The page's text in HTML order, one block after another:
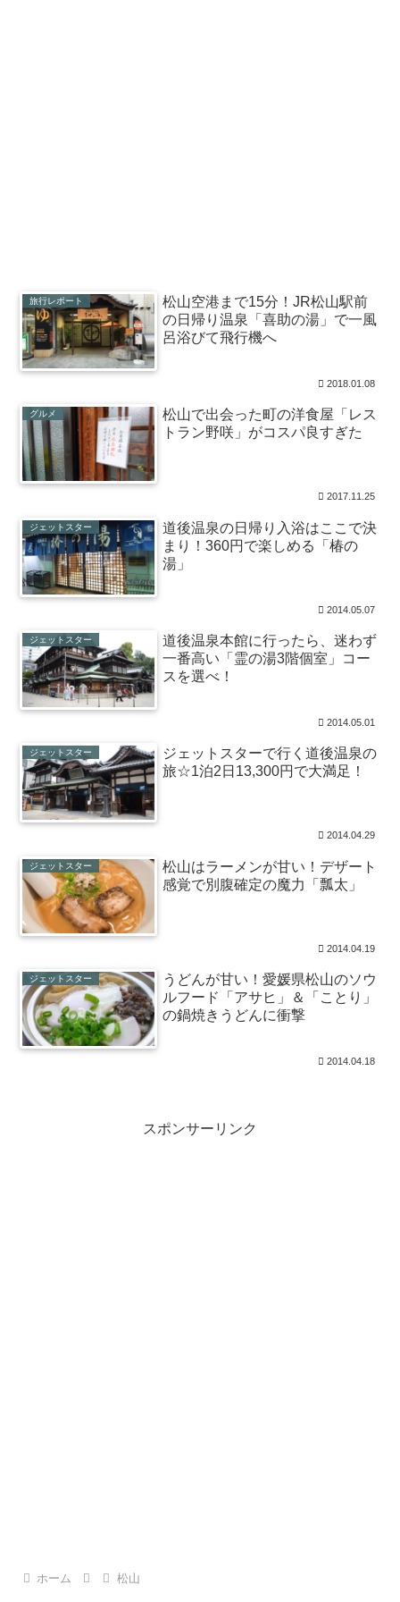
旅行レポート
松山空港まで15分！JR松山駅前
の日帰り温泉「喜助の湯」で一風
呂浴びて飛行機へ
2018.01.08
グルメ
松山で出会った町の洋食屋「レス
トラン野咲」がコスパ良すぎた
2017.11.25
ジェットスター
道後温泉の日帰り入浴はここで決
まり！360円で楽しめる「椿の
湯」
2014.05.07
ジェットスター
道後温泉本館に行ったら、迷わず
一番高い「霊の湯3階個室」コー
スを選べ！
2014.05.01
ジェットスター
ジェットスターで行く道後温泉の
旅☆1泊2日13,300円で大満足！
2014.04.29
ジェットスター
松山はラーメンが甘い！デザート
感覚で別腹確定の魔力「瓢太」
2014.04.19
ジェットスター
うどんが甘い！愛媛県松山のソウ
ルフード「アサヒ」＆「ことり」
の鍋焼きうどんに衝撃
2014.04.18
スポンサーリンク
ホーム 松山